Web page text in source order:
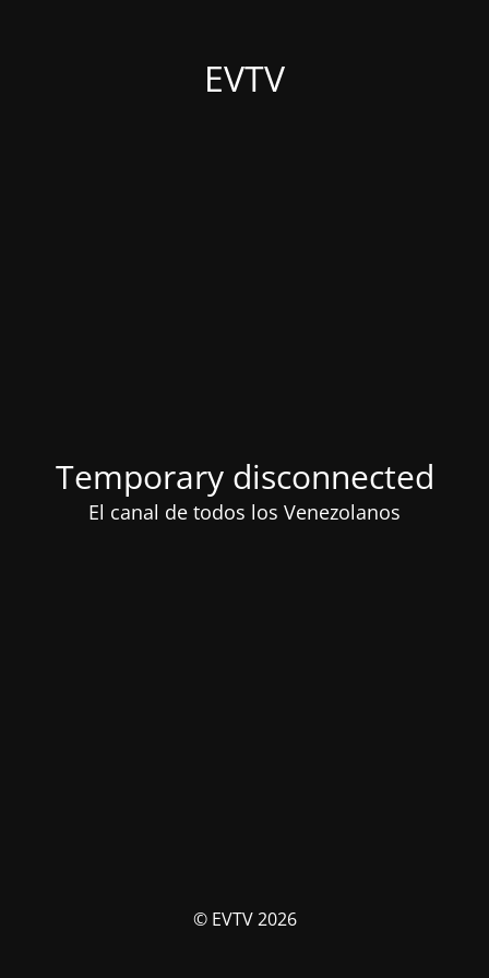
EVTV
Temporary disconnected
El canal de todos los Venezolanos
© EVTV 2026